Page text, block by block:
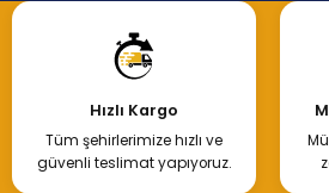
Hızlı Kargo
Tüm şehirlerimize hızlı ve
güvenli teslimat yapıyoruz.